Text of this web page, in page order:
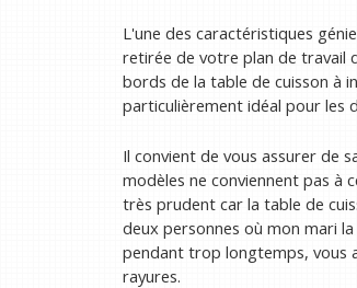
L'une des caractéristiques
retirée de votre plan de travail
bords de la table de cuisson à
particulièrement idéal pour les
Il convient de vous assurer de
modèles ne conviennent pas à
très prudent car la table de
deux personnes où mon mari
pendant trop longtemps, vous
rayures.